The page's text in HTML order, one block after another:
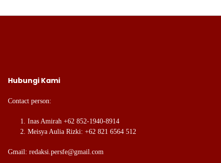
Hubungi Kami
Contact person:
Inas Amirah +62 852-1940-8914
Meisya Aulia Rizki: +62 821 6564 512
Gmail: redaksi.persfe@gmail.com